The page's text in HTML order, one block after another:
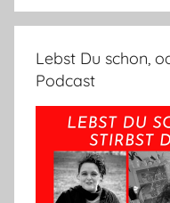
Lebst Du schon,
Podcast